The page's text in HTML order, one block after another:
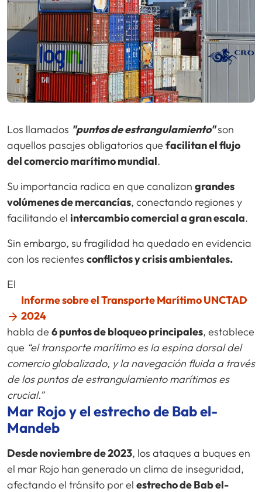
Los llamados "puntos de estrangulamiento"son
aquellos pasajes obligatorios que facilitan el flujo
del comercio marítimo mundial.
Su importancia radica en que canalizan grandes
volúmenes de mercancías, conectando regiones y
facilitando el intercambio comercial a gran escala.
Sin embargo, su fragilidad ha quedado en evidencia
con los recientes conflictos y crisis ambientales.
El
Informe sobre el Transporte Marítimo UNCTAD
2024
habla de 6 puntos de bloqueo principales, establece
que “el transporte marítimo es la espina dorsal del
comercio globalizado, y la navegación fluida a través
de los puntos de estrangulamiento marítimos es
crucial.”
Mar Rojo y el estrecho de Bab el-
Mandeb
Desde noviembre de 2023, los ataques a buques en
el mar Rojo han generado un clima de inseguridad,
afectando el tránsito por el estrecho de Bab el-